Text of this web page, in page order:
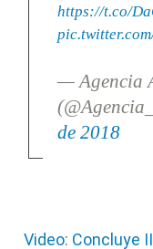
https://t.co/
— Agencia
de 2018
Video: Concluye